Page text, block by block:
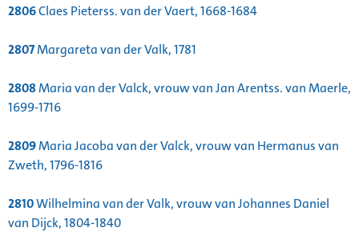
2806Claes Pieterss. van der Vaert, 1668-1684
2807Margareta van der Valk, 1781
2808Maria van der Valck, vrouw van Jan Arentss. van Maerle,
1699-1716
2809Maria Jacoba van der Valck, vrouw van Hermanus van
Zweth, 1796-1816
2810Wilhelmina van der Valk, vrouw van Johannes Daniel
van Dijck, 1804-1840